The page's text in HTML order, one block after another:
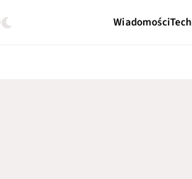
WiadomościTech